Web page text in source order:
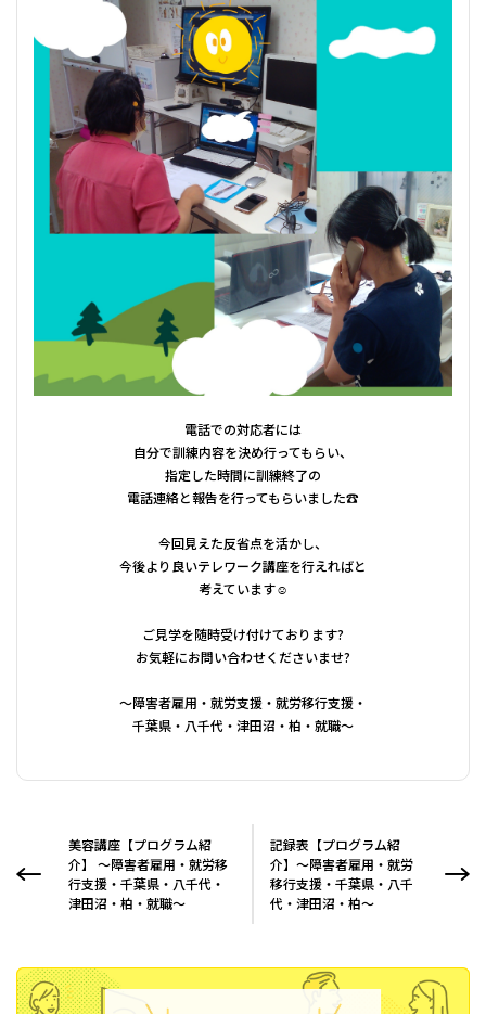
電話での対応者には
自分で訓練内容を決め行ってもらい、
指定した時間に訓練終了の
電話連絡と報告を行ってもらいました☎
今回見えた反省点を活かし、
今後より良いテレワーク講座を行えればと
考えています☺
ご見学を随時受け付けております?
お気軽にお問い合わせくださいませ?
～障害者雇用・就労支援・就労移行支援・
千葉県・八千代・津田沼・柏・就職～
美容講座【プログラム紹
介】 ～障害者雇用・就労移
行支援・千葉県・八千代・
津田沼・柏・就職～
記録表【プログラム紹
介】～障害者雇用・就労
移行支援・千葉県・八千
代・津田沼・柏～